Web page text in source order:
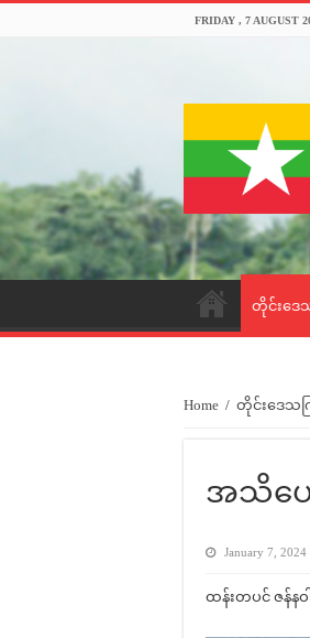
FRIDAY , 7 AUGUST
တိုင်းဒေ
Home / တိုင်းဒေသက
အသိပေး
January 7, 2024
ထန်းတပင် ဇန်နဝ